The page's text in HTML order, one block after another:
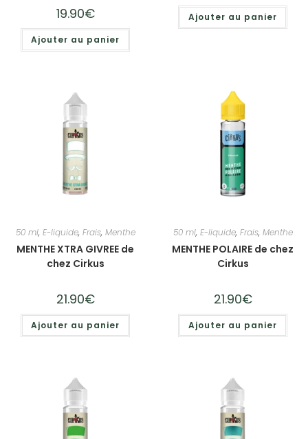
19.90€
Ajouter au panier
Ajouter au panier
50 ml, E-liquide, Frais, Menthe
MENTHE XTRA GIVREE de
chez Cirkus
21.90€
Ajouter au panier
50 ml, E-liquide, Frais, Menthe
MENTHE POLAIRE de chez
Cirkus
21.90€
Ajouter au panier